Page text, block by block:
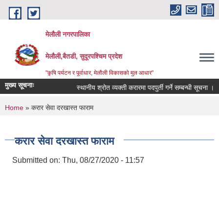
Skip to main content
मेलौली नगरपालिका
मेलौली,बैतडी, सुदूरपश्‍चिम प्रदेश
"कृषि पर्यटन र पूर्वाधार, मेलौली विकासको मुल आधार"
मुख्य सूचनाः स्थानीय श्रोत व्यक्ती करारमा पदपुर्ती गर्ने सम्बन्धी सूचना ।
You are here
Home » करार सेवा दरखास्त फाराम
करार सेवा दरखास्त फाराम
Submitted on: Thu, 08/27/2020 - 11:57